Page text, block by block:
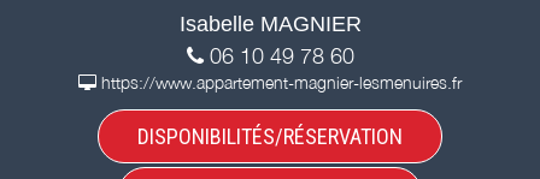
Isabelle MAGNIER
06 10 49 78 60
https://www.appartement-magnier-lesmenuires.fr
DISPONIBILITÉS/RÉSERVATION